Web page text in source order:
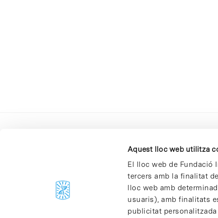
Aquest lloc web utilitza
El lloc web de Fundació
tercers amb la finalitat
lloc web amb
usuaris), amb finalitats
publicitat
C/Baldiri Reixac, 4-12 i 15